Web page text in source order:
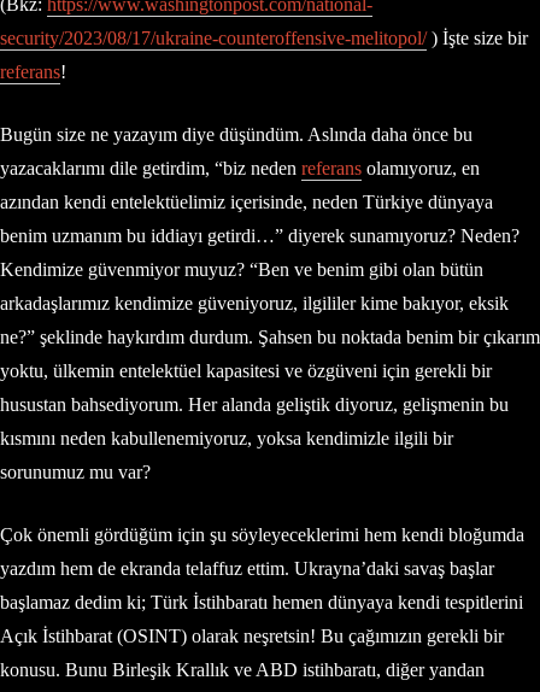
(Bkz: https://www.washingtonpost.com/national-
security/2023/08/17/ukraine-counteroffensive-melitopol/) İşte size bir
referans!
Bugün size ne yazayım diye düşündüm. Aslında daha önce bu
yazacaklarımı dile getirdim, “biz neden referans olamıyoruz, en
azından kendi entelektüelimiz içerisinde, neden Türkiye dünyaya
benim uzmanım bu iddiayı getirdi…” diyerek sunamıyoruz? Neden?
Kendimize güvenmiyor muyuz? “Ben ve benim gibi olan bütün
arkadaşlarımız kendimize güveniyoruz, ilgililer kime bakıyor, eksik
ne?” şeklinde haykırdım durdum. Şahsen bu noktada benim bir çıkarım
yoktu, ülkemin entelektüel kapasitesi ve özgüveni için gerekli bir
husustan bahsediyorum. Her alanda geliştik diyoruz, gelişmenin bu
kısmını neden kabullenemiyoruz, yoksa kendimizle ilgili bir
sorunumuz mu var?
Çok önemli gördüğüm için şu söyleyeceklerimi hem kendi bloğumda
yazdım hem de ekranda telaffuz ettim. Ukrayna’daki savaş başlar
başlamaz dedim ki; Türk İstihbaratı hemen dünyaya kendi tespitlerini
Açık İstihbarat (OSINT) olarak neşretsin! Bu çağımızın gerekli bir
konusu. Bunu Birleşik Krallık ve ABD istihbaratı, diğer yandan